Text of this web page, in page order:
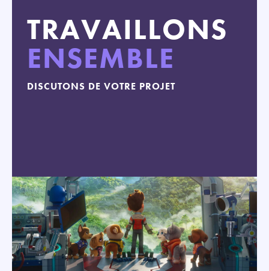
TRAVAILLONS
ENSEMBLE
DISCUTONS DE VOTRE PROJET